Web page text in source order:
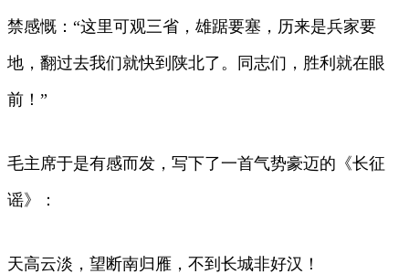
禁感慨：“这里可观三省，雄踞要塞，历来是兵家要
地，翻过去我们就快到陕北了。同志们，胜利就在眼
前！”
毛主席于是有感而发，写下了一首气势豪迈的《长征
谣》：
天高云淡，望断南归雁，不到长城非好汉！